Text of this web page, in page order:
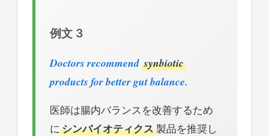
例文 3
Doctors recommend synbiotic
products for better gut balance.
医師は腸内バランスを改善するため
に シンバイオティクス製品を推奨し